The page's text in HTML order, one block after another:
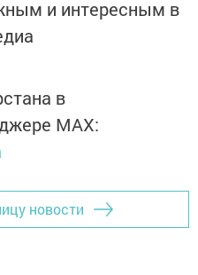
и интересным в
в
MАХ:
новости